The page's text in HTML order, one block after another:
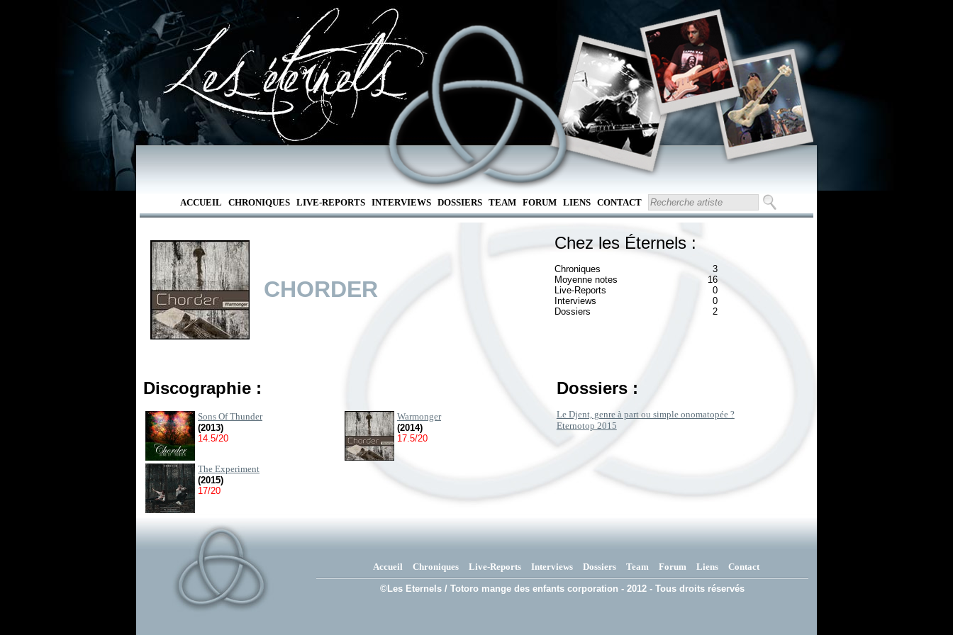
ACCUEIL CHRONIQUES LIVE-REPORTS INTERVIEWS DOSSIERS TEAM FORUM LIENS CONTACT
CHORDER
Chez les Éternels :
Chroniques
3
Moyenne notes
16
Live-Reports
0
Interviews
0
Dossiers
2
Discographie :
Sons Of Thunder
(2013)
14.5/20
Warmonger
(2014)
17.5/20
The Experiment
(2015)
17/20
Dossiers :
Le Djent, genre à part ou simple onomatopée ?
Eternotop 2015
Accueil Chroniques Live-Reports Interviews Dossiers Team Forum Liens Contact
©Les Eternels / Totoro mange des enfants corporation - 2012 - Tous droits réservés